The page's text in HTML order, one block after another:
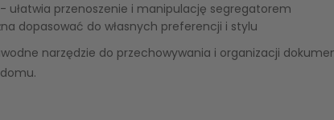
- ułatwia przenoszenie i manipulację segregatorem
dopasować do własnych preferencji i stylu
narzędzie do przechowywania i organizacji